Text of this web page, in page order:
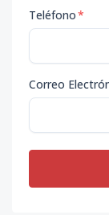
Teléfono*
Correo